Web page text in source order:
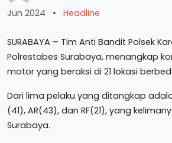
Jun 2024
• Headline
SURABAYA – Tim Anti Bandit Polsek
Polrestabes Surabaya, menangkap
motor yang beraksi di 21 lokasi
Dari lima pelaku yang ditangkap
(41), AR(43), dan RF(21), yang
Surabaya.